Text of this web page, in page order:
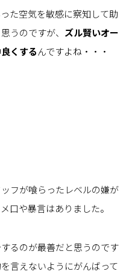
た空気を敏感に察知して助
うのですが、 ズル賢いオー
くするんですよね・・・
フが喰らったレベルの嫌が
口や暴言はありました。
るのが最善だと思うのです
言えないようにがんばって